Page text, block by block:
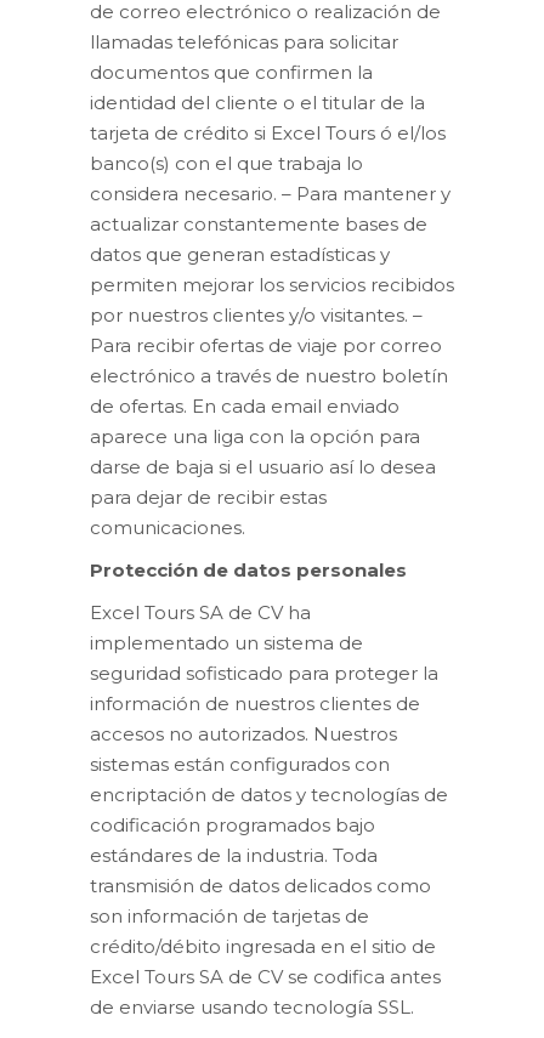
de correo electrónico o realización de
llamadas telefónicas para solicitar
documentos que confirmen la
identidad del cliente o el titular de la
tarjeta de crédito si Excel Tours ó el/los
banco(s) con el que trabaja lo
considera necesario. – Para mantener y
actualizar constantemente bases de
datos que generan estadísticas y
permiten mejorar los servicios recibidos
por nuestros clientes y/o visitantes. –
Para recibir ofertas de viaje por correo
electrónico a través de nuestro boletín
de ofertas. En cada email enviado
aparece una liga con la opción para
darse de baja si el usuario así lo desea
para dejar de recibir estas
comunicaciones.
Protección de datos personales
Excel Tours SA de CV ha
implementado un sistema de
seguridad sofisticado para proteger la
información de nuestros clientes de
accesos no autorizados. Nuestros
sistemas están configurados con
encriptación de datos y tecnologías de
codificación programados bajo
estándares de la industria. Toda
transmisión de datos delicados como
son información de tarjetas de
crédito/débito ingresada en el sitio de
Excel Tours SA de CV se codifica antes
de enviarse usando tecnología SSL.